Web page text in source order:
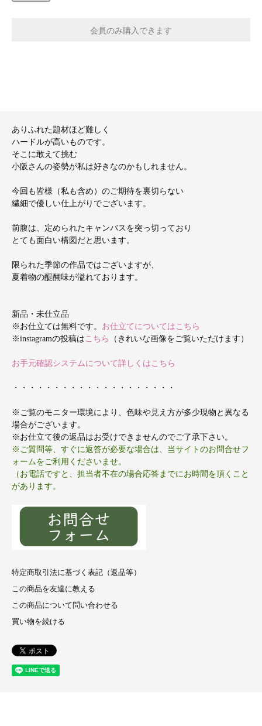
ありふれた題材ほど難しく
ハードルが高いものです。
そこに敢えて挑む
小阪さんの姿勢が私は好きなのかもしれません。
今回も皆様（私も含め）のご期待を裏切らない
繊細で優しい仕上がりでございます。
前腹は、定められたキャンバスを突っ切っており
とても面白い構図だと思います。
限られた季節の作品ではございますが、
夏着物の醍醐味が溢れております。
新品・未仕立品
※お仕立ては無料です。 お仕立てについてはこちら
※instagramの投稿は こちら （きれいな画像をご覧いただけます）
お手元確認システムについて詳しくはこちら
・・・・・・・・・・・・・・・・・・・・
※ご覧のモニター環境により、色味や見え方が多少現物と異なる
場合がございます。
※お仕立て後の返品はお受けできませんのでご了承下さい。
※ご質問等、すぐに返答が必要な場合は、当サイトのお問合せフ
ォームをご利用くださいませ。
（お電話ですと、担当者不在の場合応答までにお時間を頂くこと
があります。
特定商取引法に基づく表記（返品等）
この商品を友達に教える
この商品について問い合わせる
買い物を続ける